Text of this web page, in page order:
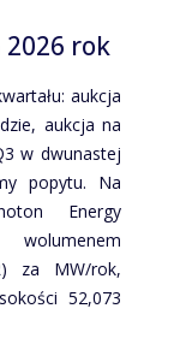
rok
aukcja
aukcja na
w dwunastej
popytu. Na
Energy
wolumenem
za MW/rok,
52,073